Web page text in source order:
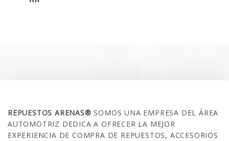
REPUESTOS ARENAS®SOMOS UNA EMPRESA DEL ÁREA
AUTOMOTRIZ DEDICA A OFRECER LA MEJOR
EXPERIENCIA DE COMPRA DE REPUESTOS, ACCESORIOS